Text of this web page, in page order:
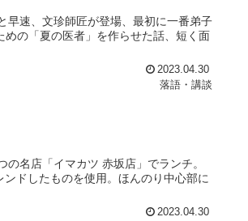
早速、文珍師匠が登場、最初に一番弟子
の「夏の医者」を作らせた話、短く面
2023.04.30
落語・講談
名店「イマカツ 赤坂店」でランチ。
ドしたものを使用。ほんのり中心部に
2023.04.30